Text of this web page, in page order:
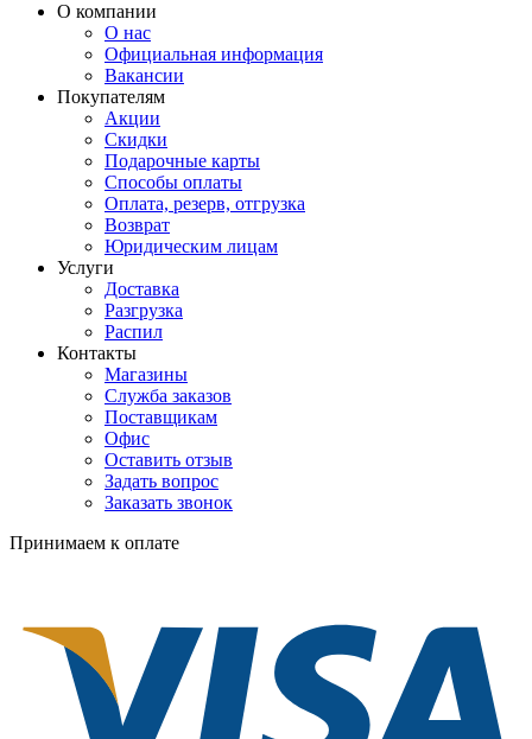
О компании
О нас
Официальная информация
Вакансии
Покупателям
Акции
Скидки
Подарочные карты
Способы оплаты
Оплата, резерв, отгрузка
Возврат
Юридическим лицам
Услуги
Доставка
Разгрузка
Распил
Контакты
Магазины
Служба заказов
Поставщикам
Офис
Оставить отзыв
Задать вопрос
Заказать звонок
Принимаем к оплате